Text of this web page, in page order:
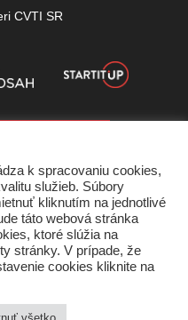
CVTI SR
Štatút súťaží
k spracovaniu cookies,
služieb. Súbory
kliknutím na jednotlivé
táto webová stránka
ktoré slúžia na
stránky. V prípade, že
cookies kliknite na